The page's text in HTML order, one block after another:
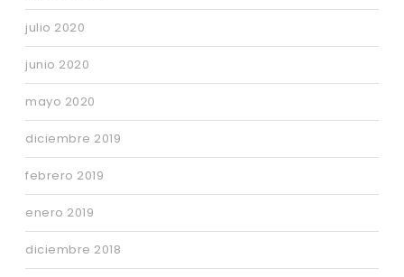
julio 2020
junio 2020
mayo 2020
diciembre 2019
febrero 2019
enero 2019
diciembre 2018